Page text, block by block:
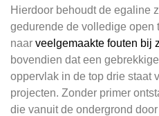
Hierdoor behoudt de egaline
gedurende de volledige open
naar veelgemaakte fouten bij
bovendien dat een
oppervlak in de top drie staat
projecten. Zonder primer
die vanuit de ondergrond